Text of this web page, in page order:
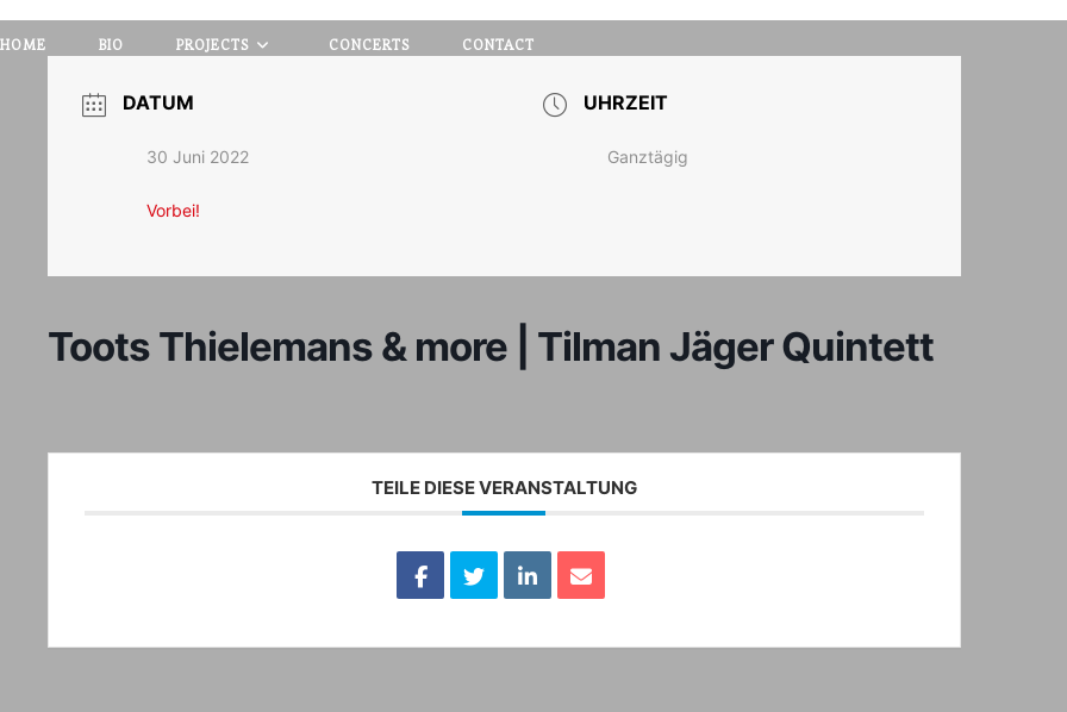
HOME BIO PROJECTS CONCERTS CONTACT
DATUM
30 Juni 2022
Vorbei!
UHRZEIT
Ganztägig
Toots Thielemans & more | Tilman Jäger Quintett
TEILE DIESE VERANSTALTUNG